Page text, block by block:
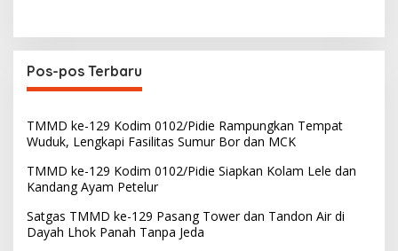
Pos-pos Terbaru
TMMD ke-129 Kodim 0102/Pidie Rampungkan Tempat
Wuduk, Lengkapi Fasilitas Sumur Bor dan MCK
TMMD ke-129 Kodim 0102/Pidie Siapkan Kolam Lele dan
Kandang Ayam Petelur
Satgas TMMD ke-129 Pasang Tower dan Tandon Air di
Dayah Lhok Panah Tanpa Jeda